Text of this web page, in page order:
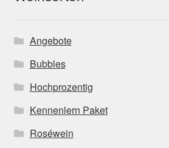
Angebote
Bubbles
Hochprozentig
Kennenlern Paket
Roséwein